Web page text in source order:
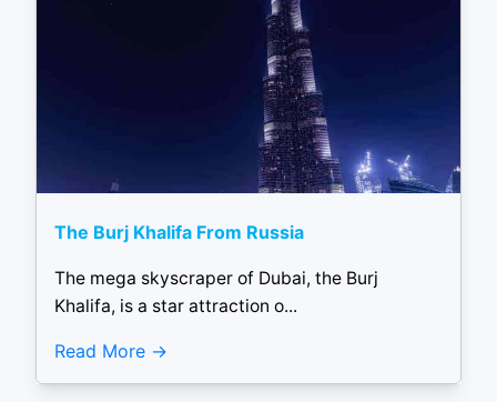
The Burj Khalifa From Russia
The mega skyscraper of Dubai, the Burj
Khalifa, is a star attraction o...
Read More